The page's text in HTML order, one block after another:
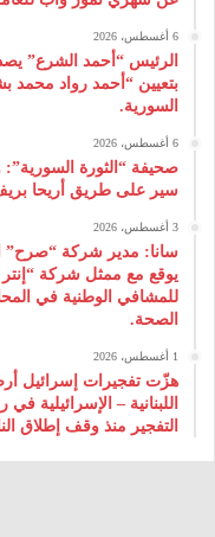
6 أغسطس، 2026
بتعيين “أحمد رواد محمد
السورية.
6 أغسطس، 2026
صحيفة “الثورة السورية”:
سير على طريق أريحا
3 أغسطس، 2026
سانا: مدير شركة “صرح”
يوقع مع ممثل شركة
للمشافي الوطنية في
الصحة.
1 أغسطس، 2026
هزّت تفجيرات إسرائيل
اللبنانية –
التفجير منذ وقف إطلاق